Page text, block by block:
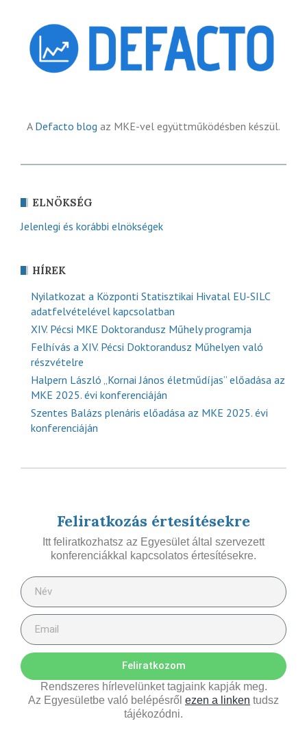
A Defacto blog az MKE-vel együttműködésben készül.
ELNÖKSÉG
Jelenlegi és korábbi elnökségek
HÍREK
Nyilatkozat a Központi Statisztikai Hivatal EU-SILC
adatfelvételével kapcsolatban
XIV. Pécsi MKE Doktorandusz Műhely programja
Felhívás a XIV. Pécsi Doktorandusz Műhelyen való
részvételre
Halpern László „Kornai János életműdíjas” előadása az
MKE 2025. évi konferenciáján
Szentes Balázs plenáris előadása az MKE 2025. évi
konferenciáján
Feliratkozás értesítésekre
Itt feliratkozhatsz az Egyesület által szervezett
konferenciákkal kapcsolatos értesítésekre.
Feliratkozom
Rendszeres hírlevelünket tagjaink kapják meg.
Az Egyesületbe való belépésről ezen a linken tudsz
tájékozódni.